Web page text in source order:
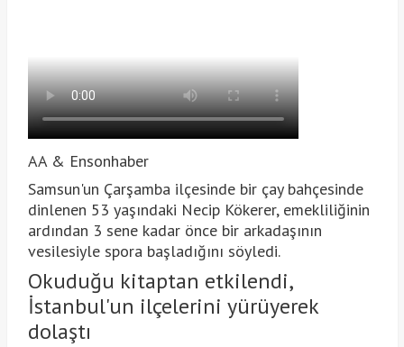
AA & Ensonhaber
Samsun'un Çarşamba ilçesinde bir çay bahçesinde
dinlenen 53 yaşındaki Necip Kökerer, emekliliğinin
ardından 3 sene kadar önce bir arkadaşının
vesilesiyle spora başladığını söyledi.
Okuduğu kitaptan etkilendi,
İstanbul'un ilçelerini yürüyerek
dolaştı